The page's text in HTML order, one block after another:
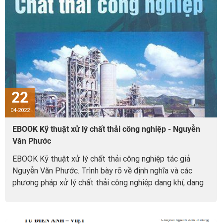
22
04-2022
EBOOK Kỹ thuật xử lý chất thải công nghiệp - Nguyễn
Văn Phước
EBOOK Kỹ thuật xử lý chất thải công nghiệp tác giả
Nguyễn Văn Phước. Trình bày rõ về định nghĩa và các
phương pháp xử lý chất thải công nghiệp dạng khí, dạng